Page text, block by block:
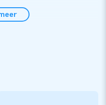
van feestje tot festival!